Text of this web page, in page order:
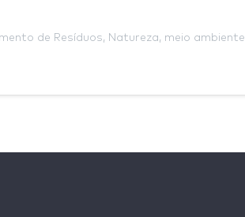
de Resíduos, Natureza, meio ambiente